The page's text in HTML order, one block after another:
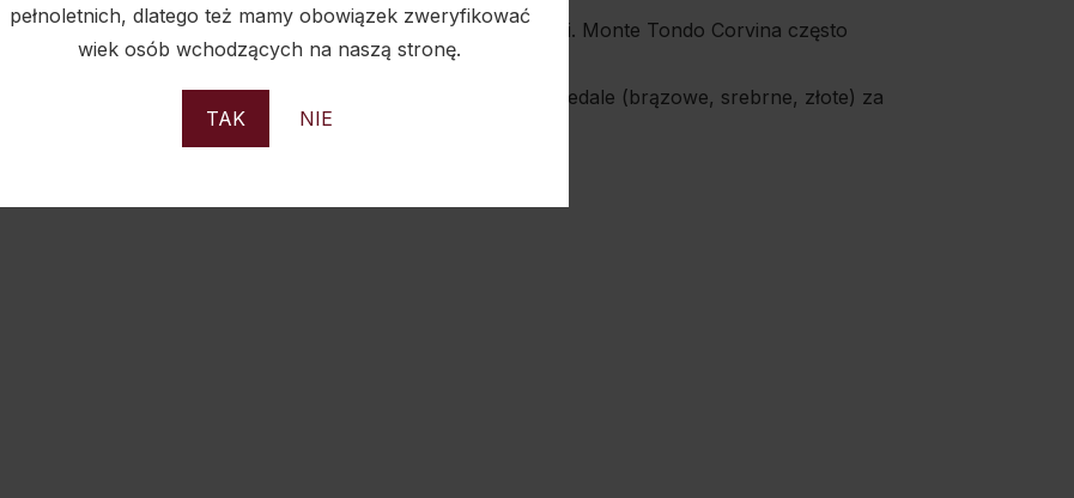
pełnoletnich, dlatego też mamy obowiązek zweryfikować
wiek osób wchodzących na naszą stronę.
TAK NIE
który przyznaje „bicchieri” (kieliszki) jako ocenę jakości. Monte Tondo Corvina często
konkurs, w którym wina Monte Tondo zdobywają medale (brązowe, srebrne, złote) za